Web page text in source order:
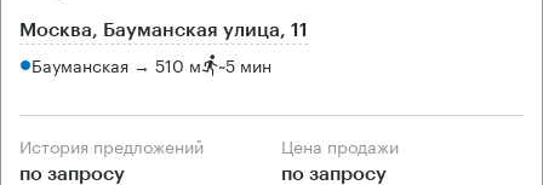
Москва, Бауманская улица, 11
Бауманская → 510 м ~5 мин
История предложений
по запросу
Цена продажи
по запросу